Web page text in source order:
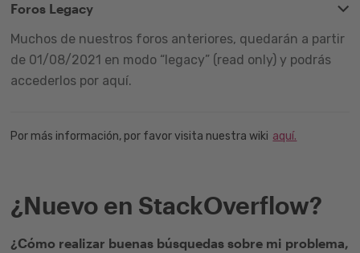
Foros Legacy
Muchos de nuestros foros anteriores, quedarán a partir
de 01/08/2021 en modo “legacy” (read only) y podrás
accederlos por aquí.
Por más información, por favor visita nuestra wiki aquí.
¿Nuevo en StackOverflow?
¿Cómo realizar buenas búsquedas sobre mi problema,